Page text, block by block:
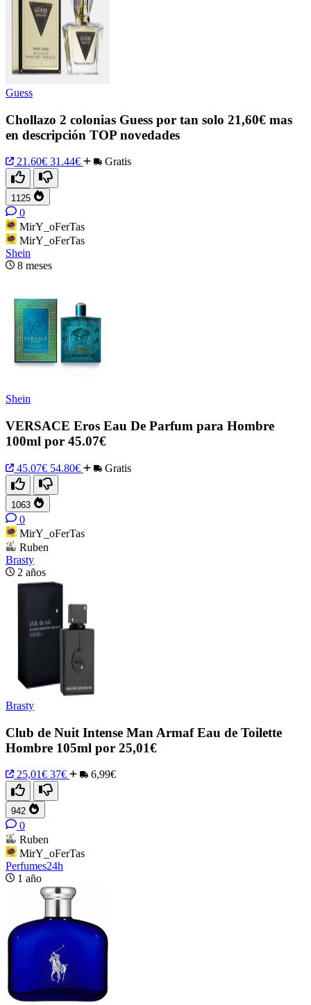
Guess
Chollazo 2 colonias Guess por tan solo 21,60€ mas
en descripción TOP novedades
21.60€ 31.44€ Gratis
1125
0
MirY_oFerTas
MirY_oFerTas
Shein
8 meses
Shein
VERSACE Eros Eau De Parfum para Hombre
100ml por 45.07€
45.07€ 54.80€ Gratis
1063
0
MirY_oFerTas
Ruben
Brasty
2 años
Brasty
Club de Nuit Intense Man Armaf Eau de Toilette
Hombre 105ml por 25,01€
25,01€ 37€ 6,99€
942
0
Ruben
MirY_oFerTas
Perfumes24h
1 año